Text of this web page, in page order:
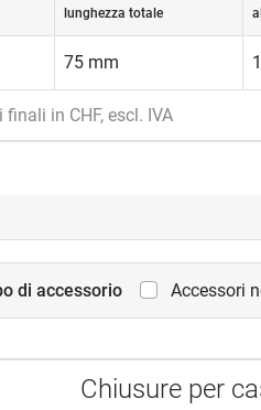
lunghezza totale
75 mm
in CHF, escl. IVA
di accessorio Accessori
Chiusure per